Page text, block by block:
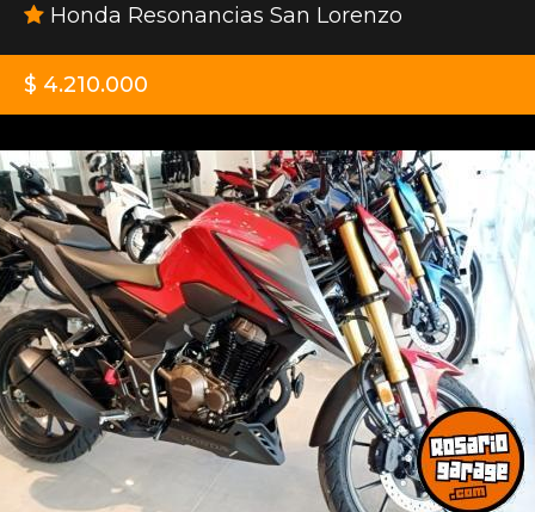
Honda Resonancias San Lorenzo
$ 4.210.000